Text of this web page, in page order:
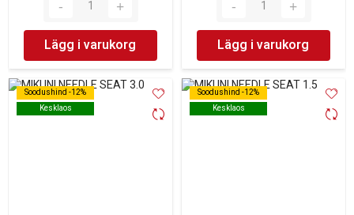
Lägg i varukorg Lägg i varukorg
Soodushind -12%
Kesklaos
Soodushind -12%
Kesklaos
Soodushind -12%
Kesklaos
Soodushind -12%
Kesklaos